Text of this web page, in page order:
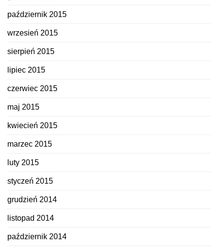
październik 2015
wrzesień 2015
sierpień 2015
lipiec 2015
czerwiec 2015
maj 2015
kwiecień 2015
marzec 2015
luty 2015
styczeń 2015
grudzień 2014
listopad 2014
październik 2014